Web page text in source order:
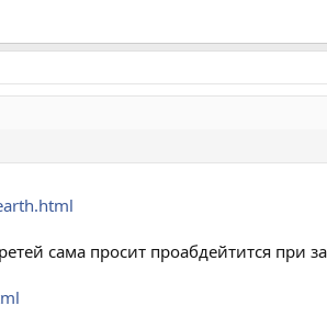
сама просит проабдейтится при